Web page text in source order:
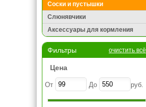
Соски и пустышки
Слюнявчики
Аксессуары для кормления
Фильтры очистить всё
Цена
От До руб.